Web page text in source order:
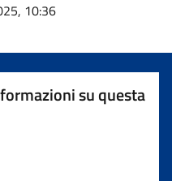
10:36
su questa